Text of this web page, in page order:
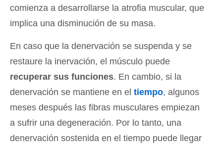
comienza a desarrollarse la atrofia muscular, que
implica una disminución de su masa.
En caso que la denervación se suspenda y se
restaure la inervación, el músculo puede
recuperar sus funciones. En cambio, si la
denervación se mantiene en el tiempo, algunos
meses después las fibras musculares empiezan
a sufrir una degeneración. Por lo tanto, una
denervación sostenida en el tiempo puede llegar